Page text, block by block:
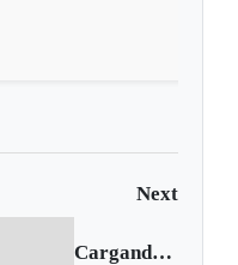
Next
Cargando siguiente...